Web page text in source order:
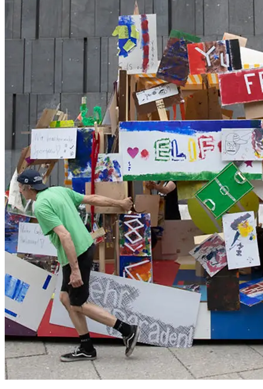
14.30h: Az W in Kooperation mit Dschungel Wien: Unsere Stadt
- Meine Bühne*, Workshop, Alter: 8–12
16.30h: Siebensachen** Performance, Alter: 5+
* Anmeldung erforderlich
** Ticket erforderlich
*** Anmeldung und Ticket erforderlich
ZOOM Kindermuseum unter www.kindermuseum.at
oder +43 1
5247908
Dschungel Wien untertickets@dschungelwien.atoder +43 1
522072020
Leopold Museum unterkunstvermittlung@leopoldmuseum.org
oder +43 1 52570-1525
mumok unter
kunstvermittlung@mumok.at
Az W unteranmeldung@azw.at
...Mehr lesen